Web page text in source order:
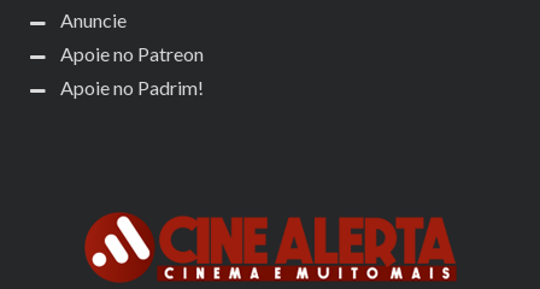
Anuncie
Apoie no Patreon
Apoie no Padrim!